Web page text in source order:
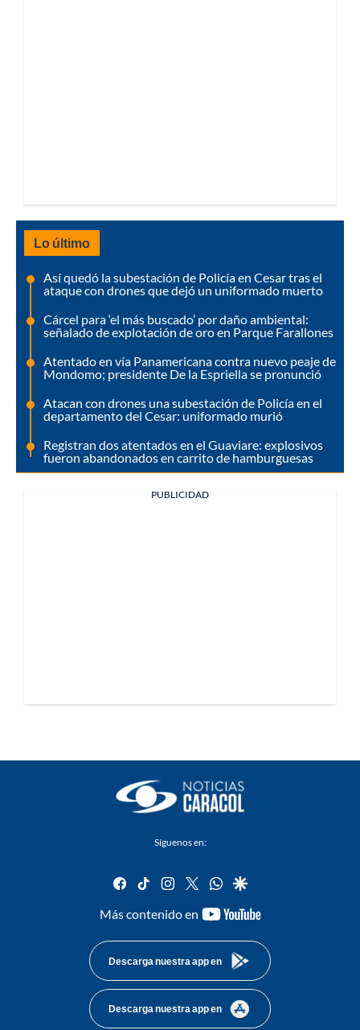
Lo último
Así quedó la subestación de Policía en Cesar tras el
ataque con drones que dejó un uniformado muerto
Cárcel para ‘el más buscado’ por daño ambiental:
señalado de explotación de oro en Parque Farallones
Atentado en vía Panamericana contra nuevo peaje de
Mondomo; presidente De la Espriella se pronunció
Atacan con drones una subestación de Policía en el
departamento del Cesar: uniformado murió
Registran dos atentados en el Guaviare: explosivos
fueron abandonados en carrito de hamburguesas
PUBLICIDAD
Síguenos en:
facebook
tiktok instagram
twitterwhatsapp
google
Más contenido en
youtube-
Descarga nuestra app en
Descarga nuestra app en